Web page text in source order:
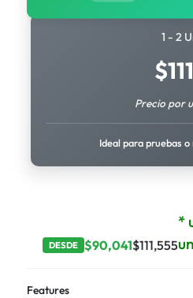
1 - 2
$
Precio por
Ideal para pruebas
DESDE $90,041$111,555
*
Features